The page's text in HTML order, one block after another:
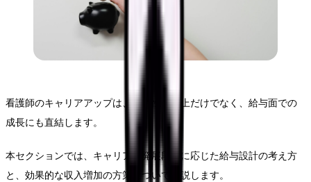
看護師のキャリアアップは、専門性の向上だけでなく、給与面での
成長にも直結します。
本セクションでは、キャリアの発展段階に応じた給与設計の考え方
と、効果的な収入増加の方策について解説します。